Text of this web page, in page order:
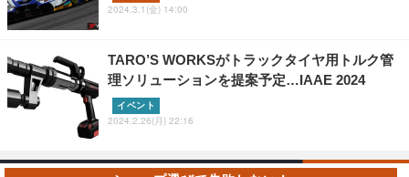
2024.3.1(金) 14:00
TARO’S WORKSがトラックタイヤ用トルク管
理ソリューションを提案予定…IAAE 2024
イベント
2024.2.26(月) 22:16